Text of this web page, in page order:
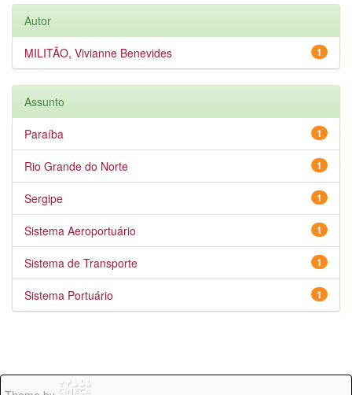
Autor
1
MILITÃO, Vivianne Benevides
Assunto
1
Paraíba
1
Rio Grande do Norte
1
Sergipe
1
Sistema Aeroportuário
1
Sistema de Transporte
1
Sistema Portuário